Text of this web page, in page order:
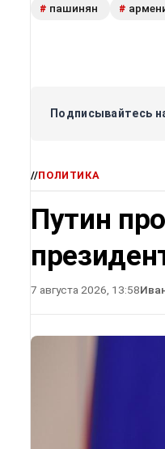
# пашинян #
Подписывайтесь
//ПОЛИТИКА
Путин
7 августа 2026, 13:58